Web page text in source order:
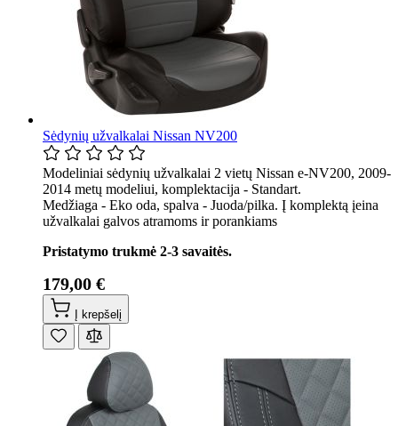
Sėdynių užvalkalai Nissan NV200
Modeliniai sėdynių užvalkalai 2 vietų Nissan e-NV200, 2009-
2014 metų modeliui, komplektacija - Standart.
Medžiaga - Eko oda, spalva - Juoda/pilka. Į komplektą įeina
užvalkalai galvos atramoms ir porankiams
Pristatymo trukmė 2-3 savaitės.
179,00 €
Į krepšelį